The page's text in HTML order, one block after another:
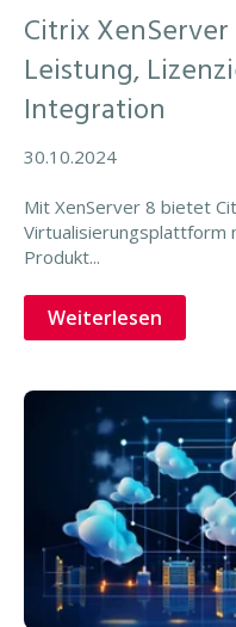
Citrix
Leistung,
Integration
30.10.2024
Mit XenServer 8 bietet
Virtualisierungsplattform
Produkt...
Weiterlesen